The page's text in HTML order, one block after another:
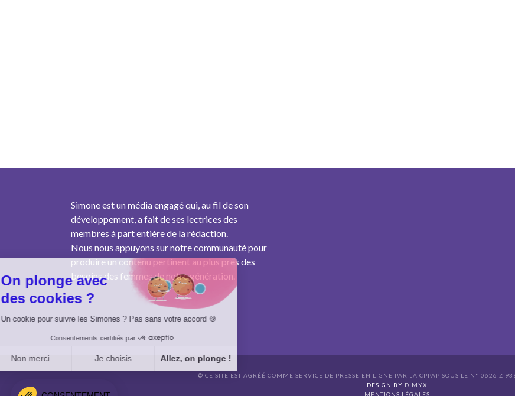
Simone est un média engagé qui, au fil de son
développement, a fait de ses lectrices des
membres à part entière de la rédaction.
Nous nous appuyons sur notre communauté pour
produire un contenu pertinent au plus près des
besoins des femmes de notre génération.
© CE SITE EST AGRÉÉ COMME SERVICE DE PRESSE EN LIGNE PAR LA CPPAP SOUS LE N° 0626 Z
DESIGN BY DIMYX
MENTIONS LÉGALES
On plonge avec
des cookies ?
Un cookie pour suivre les Simones ? Pas sans votre accord 🍪
Consentements certifiés par
Non merci Je choisis Allez, on plonge !
Plateforme de Gestion du Consentement : Personnalisez vos Options